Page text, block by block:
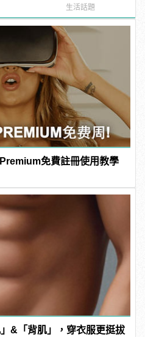
奪冠！
生活話題
免費註冊使用教學
&「背肌」，穿衣服更挺拔